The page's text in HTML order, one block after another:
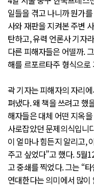
일들을 겪고 나니까 뭔가
사와 재판을 지켜본 주변
탄하고, 유력 언론사 기자
다른 피해자들은 어떨까.
해를 르포르타주 형식으
곽 기자는 피해자의 자리
펴냈다. 왜 책을 쓰려고 했
해자들은 대체 어떤 지옥
사로잡았던 문제의식입니
이 얼마나 힘든지 알리고,
주고 싶었다”고 했다. 5월
고 중쇄를 찍었다. 그는 “
연대한다는 의미에서 많이